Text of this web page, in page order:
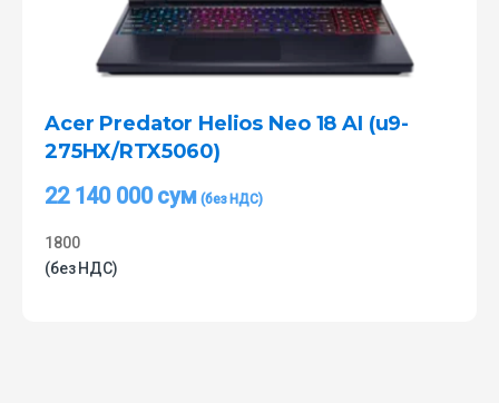
Acer Predator Helios Neo 18 AI (u9-
275HX/RTX5060)
22 140 000сум
1800
(без НДС)